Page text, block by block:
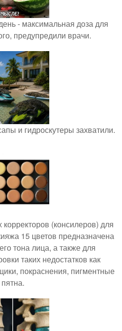
- максимальная доза для
предупредили врачи.
и гидроскутеры захватили.
(консилеров) для
15 цветов предназначена
тона лица, а также для
таких недостатков как
покраснения, пигментные
пятна.